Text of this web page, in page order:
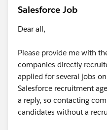
Salesforce Job
Dear all,
Please provide me with
companies directly
applied for several jobs
Salesforce recruitment
a reply, so contacting
candidates without a